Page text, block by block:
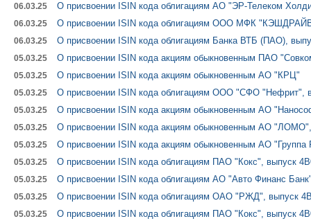
06.03.25 О присвоении ISIN кода облигациям АО "ЭР-Телеком
06.03.25 О присвоении ISIN кода облигациям ООО МФК
06.03.25 О присвоении ISIN кода облигациям Банка ВТБ (ПАО),
05.03.25 О присвоении ISIN кода акциям обыкновенным ПАО
05.03.25 О присвоении ISIN кода акциям обыкновенным АО "КРЦ"
05.03.25 О присвоении ISIN кода облигациям ООО "СФО "Нефрит",
05.03.25 О присвоении ISIN кода акциям обыкновенным АО
05.03.25 О присвоении ISIN кода акциям обыкновенным АО "ЛОМО",
05.03.25 О присвоении ISIN кода акциям обыкновенным АО "Группа
05.03.25 О присвоении ISIN кода облигациям ПАО "Кокс", выпуск
05.03.25 О присвоении ISIN кода облигациям АО "Авто Финанс
05.03.25 О присвоении ISIN кода облигациям ОАО "РЖД", выпуск
05.03.25 О присвоении ISIN кода облигациям ПАО "Кокс", выпуск